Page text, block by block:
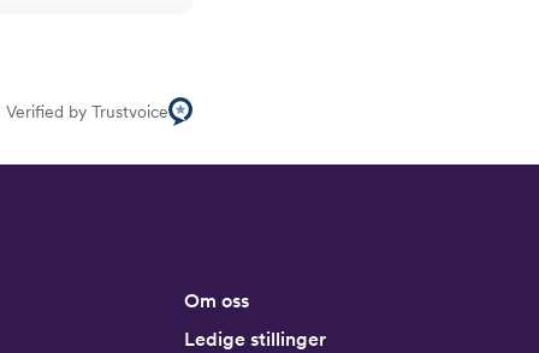
Verified by Trustvoice
Om oss
Ledige stillinger